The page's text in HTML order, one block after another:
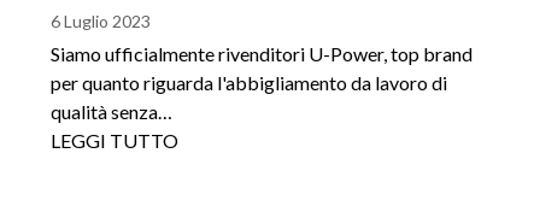
6 Luglio 2023
Siamo ufficialmente rivenditori U-Power, top brand
per quanto riguarda l'abbigliamento da lavoro di
qualità senza…
LEGGI TUTTO